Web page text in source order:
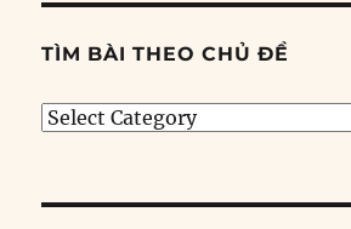
TÌM BÀI THEO CHỦ ĐỀ
Tìm